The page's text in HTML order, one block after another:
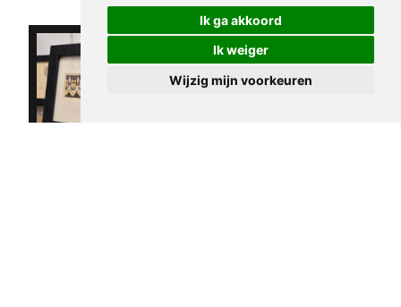
Ik ga akkoord
Ik weiger
Wijzig mijn voorkeuren